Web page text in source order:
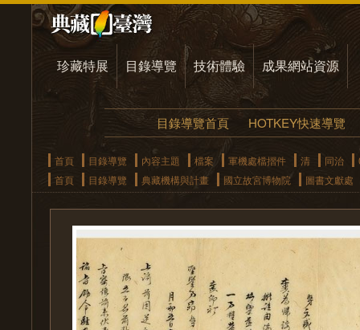
珍藏特展 目錄導覽 技術體驗 成果網站資源
目錄導覽首頁 HOTKEY快速導覽
首頁 目錄導覽 內容主題 檔案 軍機處檔摺件 清 同治
首頁
目錄導覽 典藏機構與計畫 國立故宮博物院 圖書文獻處